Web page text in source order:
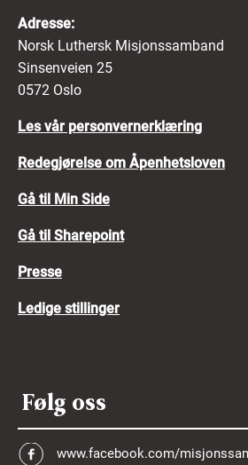
Adresse:
Norsk Luthersk Misjonssamband
Sinsenveien 25
0572 Oslo
Les vår personvernerklæring
Redegjørelse om Åpenhetsloven
Gå til Min Side
Gå til Sharepoint
Presse
Ledige stillinger
Følg oss
www.facebook.com/